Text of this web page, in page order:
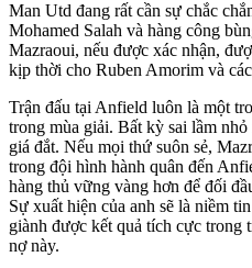
Man Utd đang rất cần sự chắc
Mohamed Salah và hàng công
Mazraoui, nếu được xác nhận,
kịp thời cho Ruben Amorim và
Trận đấu tại Anfield luôn là một
trong mùa giải. Bất kỳ sai lầm
giá đắt. Nếu mọi thứ suôn sẻ,
trong đội hình hành quân đến
hàng thủ vững vàng hơn để đối
Sự xuất hiện của anh sẽ là niềm
giành được kết quả tích cực trong
nợ này.